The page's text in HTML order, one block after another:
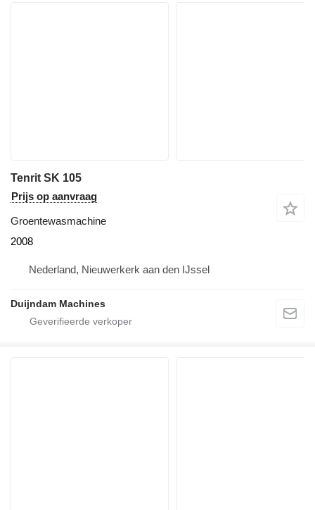
Tenrit SK 105
Prijs op aanvraag
Groentewasmachine
2008
Nederland, Nieuwerkerk aan den IJssel
Duijndam Machines